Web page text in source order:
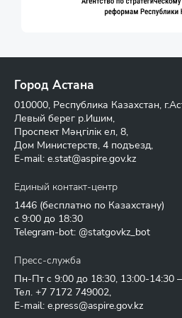
Город Астана
010000, Республика Казахстан,
Левый берег р.Ишим,
Проспект Мәңгілік ел, 8,
Дом Министерств, 4 подъезд,
E-mail: e.stat@aspire.gov.kz
Единый контакт-центр
1446 (бесплатно по Казахстану)
с 9:00 до 18:30
Telegram-bot: @statgovkz_bot
Пресс-служба
Пн-Пт с 9:00 до 18:30, 13:00-14:30
Тел. +7 7172 749002,
E-mail: e.press@aspire.gov.kz